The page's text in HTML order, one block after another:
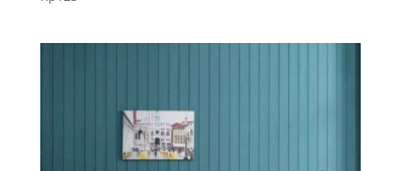
5.00